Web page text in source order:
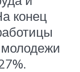
конец